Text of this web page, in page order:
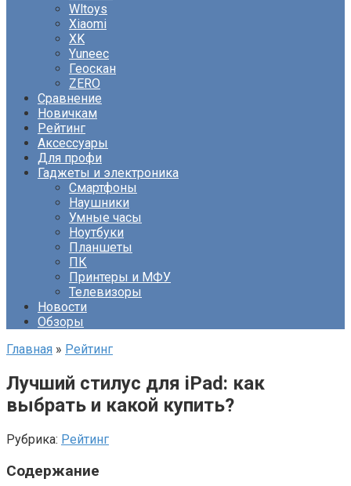
Wltoys
Xiaomi
XK
Yuneec
Геоскан
ZERO
Сравнение
Новичкам
Рейтинг
Аксессуары
Для профи
Гаджеты и электроника
Смартфоны
Наушники
Умные часы
Ноутбуки
Планшеты
ПК
Принтеры и МФУ
Телевизоры
Новости
Обзоры
Главная » Рейтинг
Лучший стилус для iPad: как
выбрать и какой купить?
Рубрика: Рейтинг
Содержание